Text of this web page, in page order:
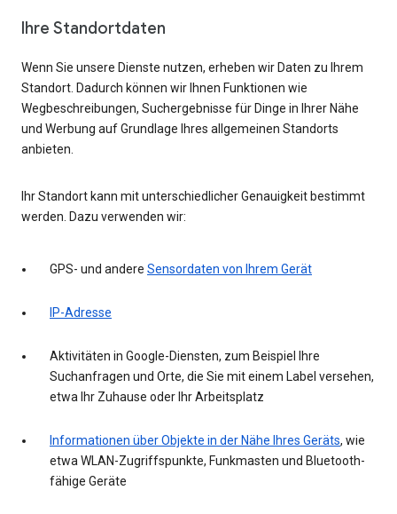
Ihre Standortdaten
Wenn Sie unsere Dienste nutzen, erheben wir Daten zu Ihrem
Standort. Dadurch können wir Ihnen Funktionen wie
Wegbeschreibungen, Suchergebnisse für Dinge in Ihrer Nähe
und Werbung auf Grundlage Ihres allgemeinen Standorts
anbieten.
Ihr Standort kann mit unterschiedlicher Genauigkeit bestimmt
werden. Dazu verwenden wir:
GPS- und andere Sensordaten von Ihrem Gerät
IP-Adresse
Aktivitäten in Google-Diensten, zum Beispiel Ihre
Suchanfragen und Orte, die Sie mit einem Label versehen,
etwa Ihr Zuhause oder Ihr Arbeitsplatz
Informationen über Objekte in der Nähe Ihres Geräts, wie
etwa WLAN-Zugriffspunkte, Funkmasten und Bluetooth-
fähige Geräte